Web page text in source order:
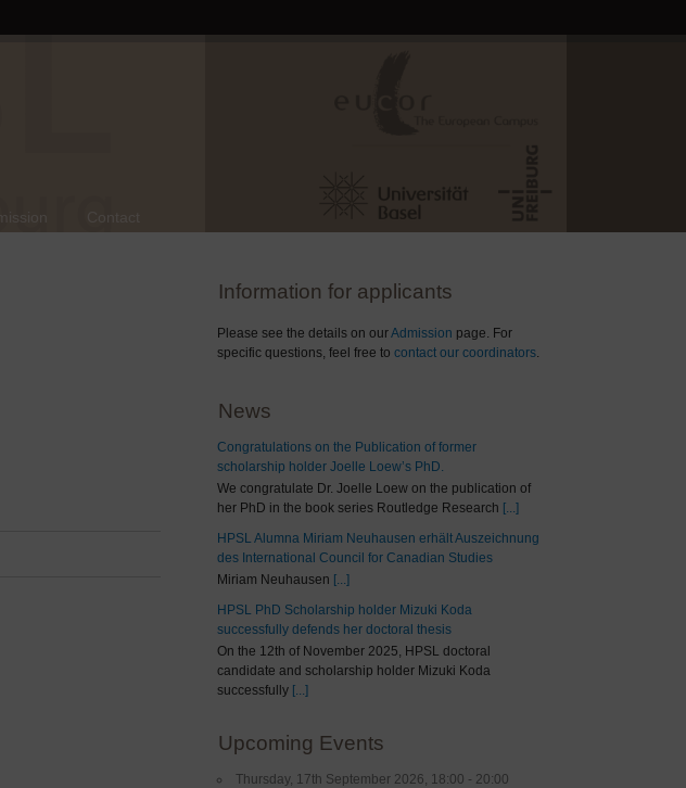
Information for applicants
Please see the details on ourAdmission page. For
specific questions, feel free to contact our coordinators.
News
Congratulations on the Publication of former
scholarship holder Joelle Loew’s PhD.
We congratulate Dr. Joelle Loew on the publication of
her PhD in the book series Routledge Research [...]
HPSL Alumna Miriam Neuhausen erhält Auszeichnung
des International Council for Canadian Studies
Miriam Neuhausen [...]
HPSL PhD Scholarship holder Mizuki Koda
successfully defends her doctoral thesis
On the 12th of November 2025, HPSL doctoral
candidate and scholarship holder Mizuki Koda
successfully [...]
Upcoming Events
Thursday, 17th September 2026, 18:00 - 20:00